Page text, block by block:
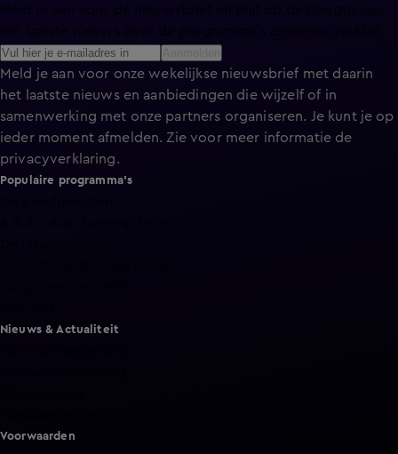
Meld je aan voor de nieuwsbrief en blijf op de hoogte van
Meld je aan voor onze wekelijkse nieuwsbrief met daarin
het laatste nieuws en aanbiedingen die wijzelf of in
samenwerking met onze partners organiseren. Je kunt je op
ieder moment afmelden. Zie voor meer informatie de
privacyverklaring.
Populaire programma's
Nieuws & Actualiteit
Voorwaarden